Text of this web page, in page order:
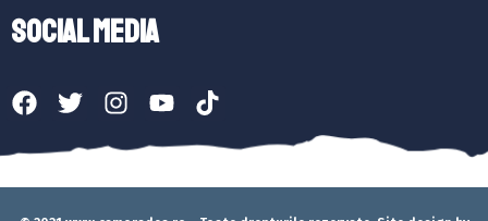
SOCIAL MEDIA